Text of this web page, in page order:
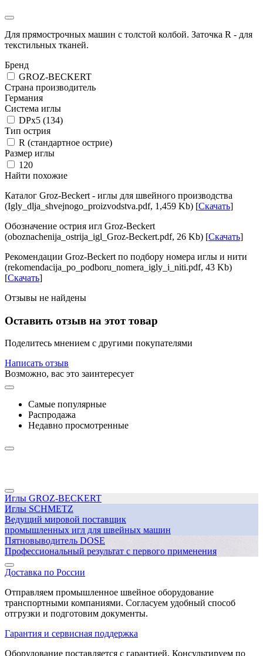
Для прямострочных машин с толстой колбой. Заточка R - для
текстильных тканей.
Бренд
GROZ-BECKERT
Страна производитель
Германия
Система иглы
DPx5 (134)
Тип острия
R (стандартное острие)
Размер иглы
120
Найти похожие
Каталог Groz-Beckert - иглы для швейного производства
(Igly_dlja_shvejnogo_proizvodstva.pdf, 1,459 Kb) [Скачать]
Обозначение острия игл Groz-Beckert
(oboznachenija_ostrija_igl_Groz-Beckert.pdf, 26 Kb) [Скачать]
Рекомендации Groz-Beckert по подбору номера иглы и нити
(rekomendacija_po_podboru_nomera_igly_i_niti.pdf, 43 Kb)
[Скачать]
Отзывы не найдены
Оставить отзыв на этот товар
Поделитесь мнением с другими покупателями
Написать отзыв
Возможно, вас это заинтересует
Самые популярные
Распродажа
Недавно просмотренные
Иглы GROZ-BECKERT
Иглы SCHMETZ
Ведущий мировой поставщик
промышленных игл для швейных машин
Пятновыводитель DOSE
Профессиональный результат с первого применения
Доставка по России
Отправляем промышленное швейное оборудование
транспортными компаниями. Согласуем удобный способ
отгрузки и подготовим документы.
Гарантия и сервисная поддержка
Оборудование поставляется с гарантией. Консультируем по